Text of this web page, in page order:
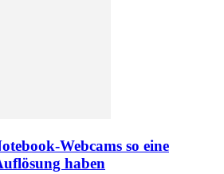
Webcams so eine
haben